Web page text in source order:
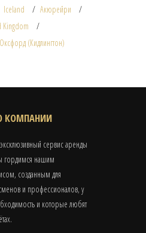
Iceland
Акюрейри
Kingdom
(Кидлингтон)
КОМПАНИИ
сервис аренды
гордимся нашим
созданным для
и профессионалов, у
и которые любят